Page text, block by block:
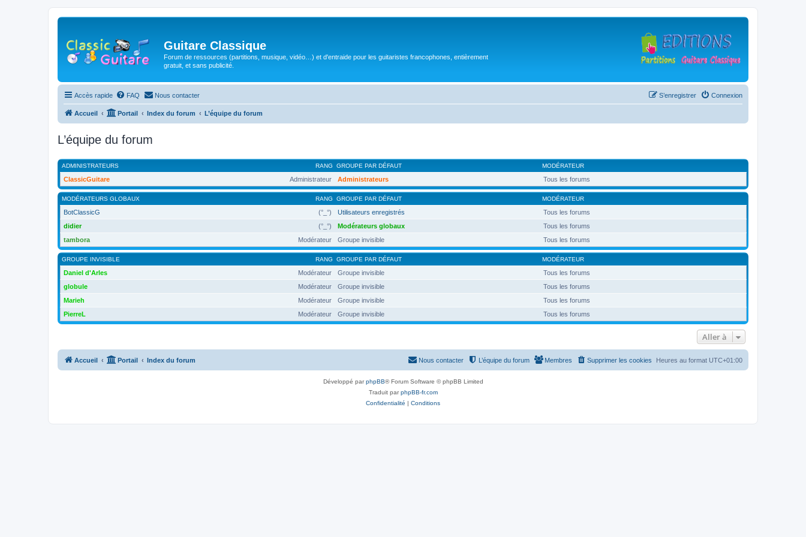
Guitare Classique
Forum de ressources (partitions, musique, vidéo…) et d'entraide pour les guitaristes francophones, entièrement
gratuit, et sans publicité.
Accès rapide FAQ Nous contacter Connexion
S’enregistrer
Accueil Portail Index du forum L’équipe du forum
L’équipe du forum
RANG
ADMINISTRATEURS GROUPE PAR DÉFAUT MODÉRATEUR
Administrateur
ClassicGuitare Administrateurs Tous les forums
RANG
MODÉRATEURS GLOBAUX GROUPE PAR DÉFAUT MODÉRATEUR
(°_°)
BotClassicG Utilisateurs enregistrés
Tous les forums
(°_°)
didier Modérateurs globaux
Tous les forums
Modérateur
tambora Groupe invisible Tous les forums
RANG
GROUPE INVISIBLE GROUPE PAR DÉFAUT MODÉRATEUR
Modérateur
Daniel d'Arles Groupe invisible
Tous les forums
Modérateur
globule Groupe invisible
Tous les forums
Modérateur
Marieh Groupe invisible
Tous les forums
Modérateur
PierreL Groupe invisible Tous les forums
Aller à
Accueil Portail Index du forum Heures au format UTC+01:00
Supprimer les cookies
Membres
L’équipe du forum
Nous contacter
Développé parphpBB® Forum Software © phpBB Limited
Traduit parphpBB-fr.com
Confidentialité | Conditions